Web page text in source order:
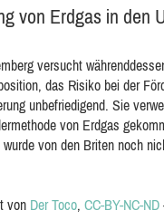
von Erdgas in den
versucht
das Risiko bei der
unbefriedigend. Sie
von Erdgas
von den Briten noch
von Der Toco, CC-BY-NC-ND